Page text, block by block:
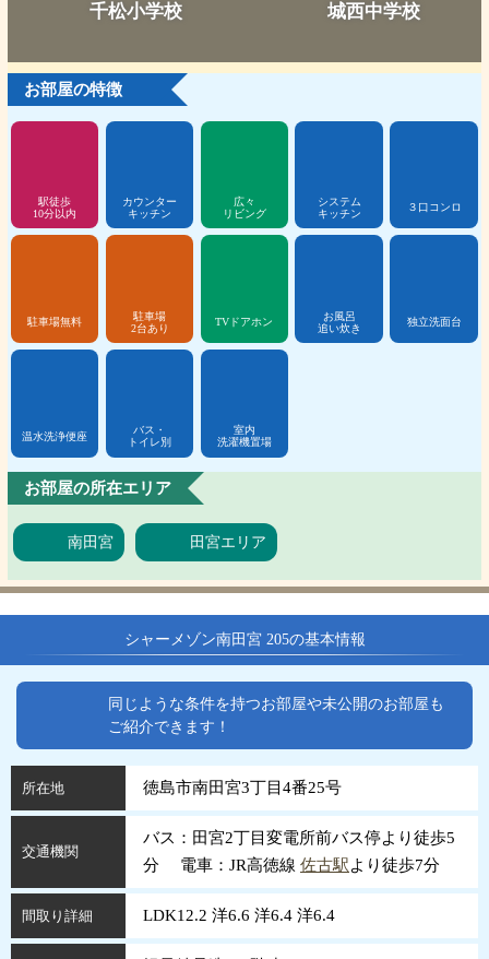
千松小学校 城西中学校
お部屋の特徴
駅徒歩
10分以内
カウンター
キッチン
広々
リビング
システム
キッチン
３口コンロ
駐車場無料
駐車場
2台あり
TVドアホン
お風呂
追い炊き
独立洗面台
温水洗浄便座
バス・
トイレ別
室内
洗濯機置場
お部屋の所在エリア
南田宮 田宮エリア
シャーメゾン南田宮 205の基本情報
同じような条件を持つお部屋や未公開のお部屋も
ご紹介できます！
所在地 徳島市南田宮3丁目4番25号
交通機関
バス：田宮2丁目変電所前バス停より徒歩5
分 電車：JR高徳線 佐古駅より徒歩7分
間取り詳細 LDK12.2 洋6.6 洋6.4 洋6.4